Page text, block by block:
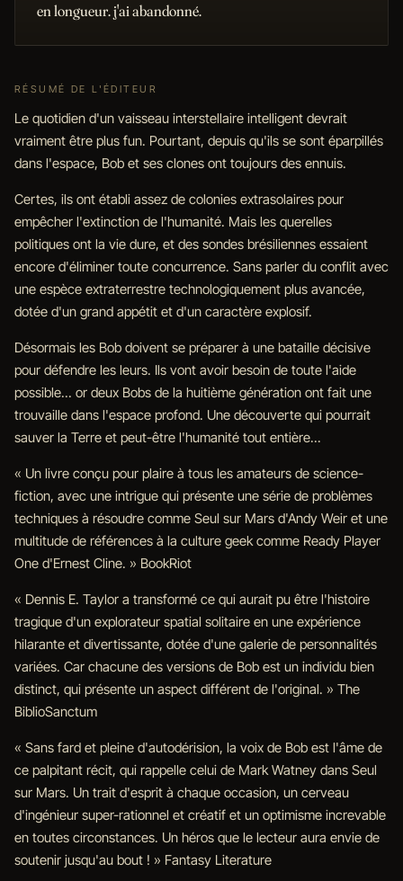
en longueur. j'ai abandonné.
RÉSUMÉ DE L'ÉDITEUR
Le quotidien d'un vaisseau interstellaire intelligent devrait
vraiment être plus fun. Pourtant, depuis qu'ils se sont éparpillés
dans l'espace, Bob et ses clones ont toujours des ennuis.
Certes, ils ont établi assez de colonies extrasolaires pour
empêcher l'extinction de l'humanité. Mais les querelles
politiques ont la vie dure, et des sondes brésiliennes essaient
encore d'éliminer toute concurrence. Sans parler du conflit avec
une espèce extraterrestre technologiquement plus avancée,
dotée d'un grand appétit et d'un caractère explosif.
Désormais les Bob doivent se préparer à une bataille décisive
pour défendre les leurs. Ils vont avoir besoin de toute l'aide
possible... or deux Bobs de la huitième génération ont fait une
trouvaille dans l'espace profond. Une découverte qui pourrait
sauver la Terre et peut-être l'humanité tout entière...
« Un livre conçu pour plaire à tous les amateurs de science-
fiction, avec une intrigue qui présente une série de problèmes
techniques à résoudre comme Seul sur Mars d'Andy Weir et une
multitude de références à la culture geek comme Ready Player
One d'Ernest Cline. » BookRiot
« Dennis E. Taylor a transformé ce qui aurait pu être l'histoire
tragique d'un explorateur spatial solitaire en une expérience
hilarante et divertissante, dotée d'une galerie de personnalités
variées. Car chacune des versions de Bob est un individu bien
distinct, qui présente un aspect différent de l'original. » The
BiblioSanctum
« Sans fard et pleine d'autodérision, la voix de Bob est l'âme de
ce palpitant récit, qui rappelle celui de Mark Watney dans Seul
sur Mars. Un trait d'esprit à chaque occasion, un cerveau
d'ingénieur super-rationnel et créatif et un optimisme increvable
en toutes circonstances. Un héros que le lecteur aura envie de
soutenir jusqu'au bout ! » Fantasy Literature